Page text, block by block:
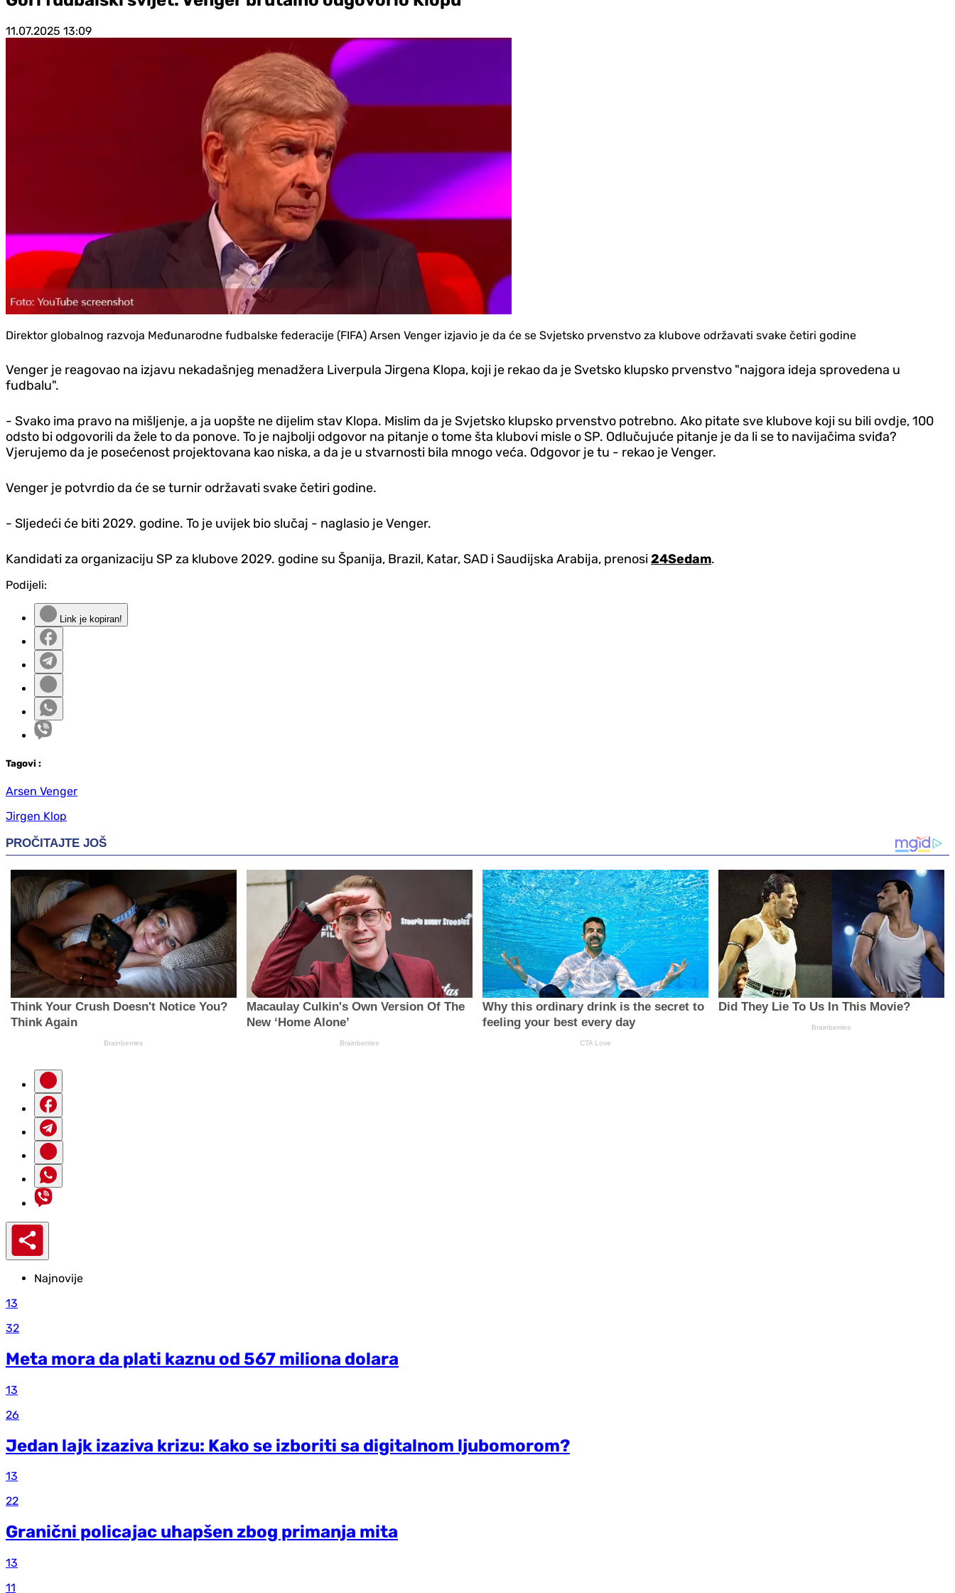
11.07.2025 13:09
Direktor globalnog razvoja Međunarodne fudbalske federacije (FIFA) Arsen Venger izjavio je da će se Svjetsko prvenstvo za klubove održavati svake četiri godine
Venger je reagovao na izjavu nekadašnjeg menadžera Liverpula Jirgena Klopa, koji je rekao da je Svetsko klupsko prvenstvo "najgora ideja sprovedena u
fudbalu".
- Svako ima pravo na mišljenje, a ja uopšte ne dijelim stav Klopa. Mislim da je Svjetsko klupsko prvenstvo potrebno. Ako pitate sve klubove koji su bili ovdje, 100
odsto bi odgovorili da žele to da ponove. To je najbolji odgovor na pitanje o tome šta klubovi misle o SP. Odlučujuće pitanje je da li se to navijačima sviđa?
Vjerujemo da je posećenost projektovana kao niska, a da je u stvarnosti bila mnogo veća. Odgovor je tu - rekao je Venger.
Venger je potvrdio da će se turnir održavati svake četiri godine.
- Sljedeći će biti 2029. godine. To je uvijek bio slučaj - naglasio je Venger.
Kandidati za organizaciju SP za klubove 2029. godine su Španija, Brazil, Katar, SAD i Saudijska Arabija, prenosi24Sedam.
Podijeli:
Link je kopiran!
Tagovi :
Arsen Venger
Jirgen Klop
Najnovije
13
32
Meta mora da plati kaznu od 567 miliona dolara
13
26
Jedan lajk izaziva krizu: Kako se izboriti sa digitalnom ljubomorom?
13
22
Granični policajac uhapšen zbog primanja mita
13
11